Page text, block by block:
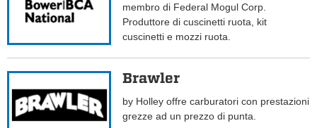
membro di Federal Mogul Corp.
Produttore di cuscinetti ruota, kit
cuscinetti e mozzi ruota.
Brawler
by Holley offre carburatori con prestazioni
grezze ad un prezzo di punta.